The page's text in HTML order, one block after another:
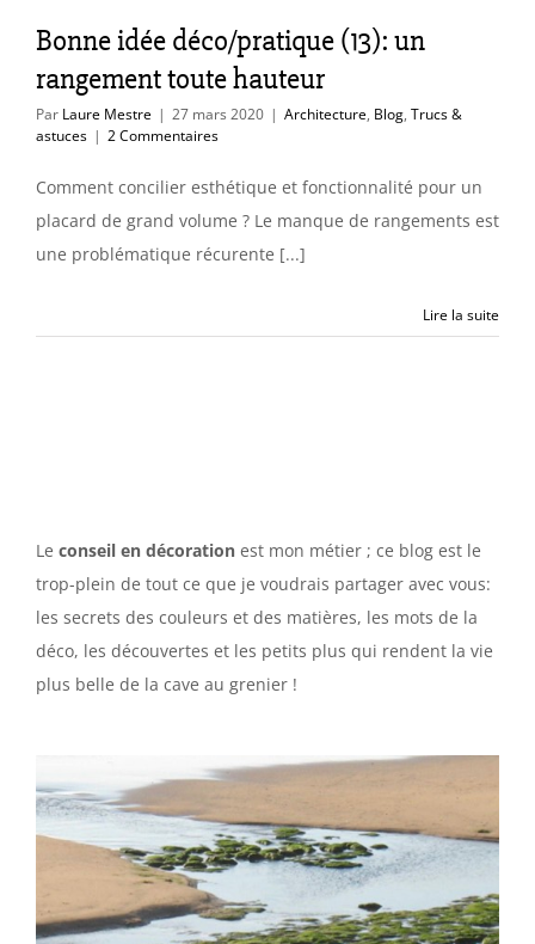
astucesBonne idée déco/pratique (13): un
rangement toute hauteur
Par Laure Mestre | 27 mars 2020 | Architecture, Blog, Trucs &
astuces | 2 Commentaires
Comment concilier esthétique et fonctionnalité pour un
placard de grand volume ? Le manque de rangements est
une problématique récurente [...]
Lire la suite
Le conseil en décoration est mon métier ; ce blog est le
trop-plein de tout ce que je voudrais partager avec vous:
les secrets des couleurs et des matières, les mots de la
déco, les découvertes et les petits plus qui rendent la vie
plus belle de la cave au grenier !